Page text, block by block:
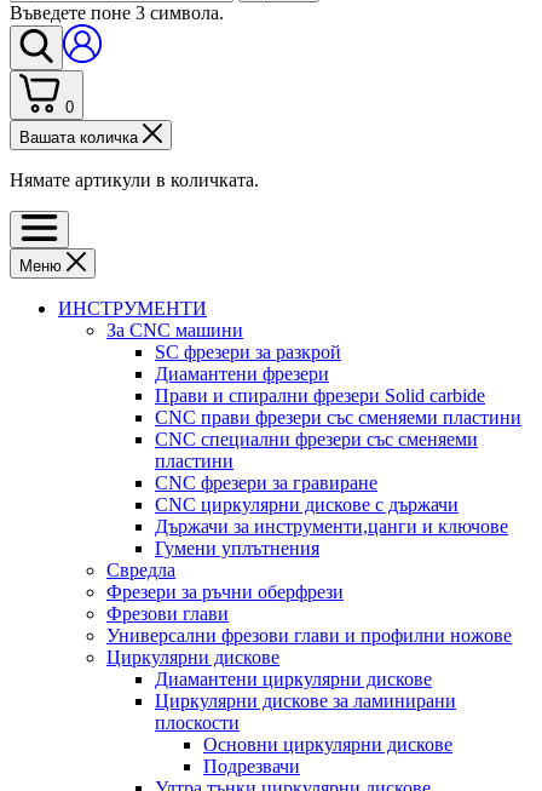
Въведете поне 3 символа.
0
Вашата количка
Нямате артикули в количката.
Меню
ИНСТРУМЕНТИ
За CNC машини
SC фрезери за разкрой
Диамантени фрезери
Прави и спирални фрезери Solid carbide
CNC прави фрезери със сменяеми пластини
CNC специални фрезери със сменяеми
пластини
CNC фрезери за гравиране
CNC циркулярни дискове с държачи
Държачи за инструменти,цанги и ключове
Гумени уплътнения
Свредла
Фрезери за ръчни оберфрези
Фрезови глави
Универсални фрезови глави и профилни ножове
Циркулярни дискове
Диамантени циркулярни дискове
Циркулярни дискове за ламинирани
плоскости
Основни циркулярни дискове
Подрезвачи